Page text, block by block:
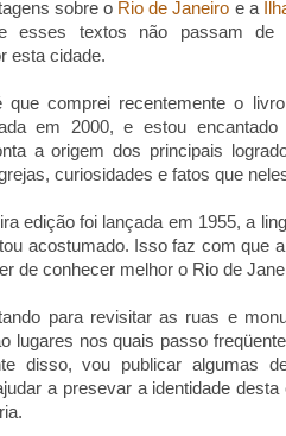
sobre o Rio de Janeiro e a
esses textos não passam de
esta cidade.
que comprei recentemente o
em 2000, e estou
a origem dos principais
curiosidades e fatos que
edição foi lançada em 1955, a
acostumado. Isso faz com que
de conhecer melhor o Rio de
para revisitar as ruas e
lugares nos quais passo
disso, vou publicar algumas
a presevar a identidade